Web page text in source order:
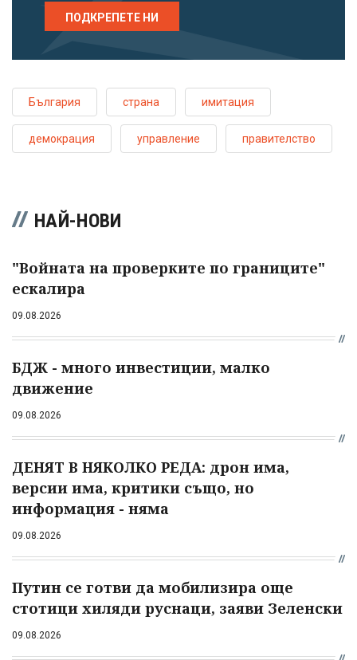
ПОДКРЕПЕТЕ НИ
България страна имитация
демокрация управление правителство
НАЙ-НОВИ
"Войната на проверките по границите"
ескалира
09.08.2026
БДЖ - много инвестиции, малко
движение
09.08.2026
ДЕНЯТ В НЯКОЛКО РЕДА: дрон има,
версии има, критики също, но
информация - няма
09.08.2026
Путин се готви да мобилизира още
стотици хиляди руснаци, заяви Зеленски
09.08.2026